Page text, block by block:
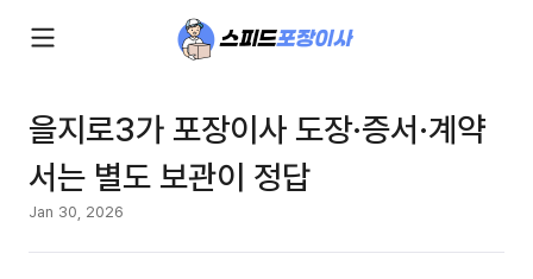
을지로3가 포장이사 도장·증서·계약
서는 별도 보관이 정답
Jan 30, 2026